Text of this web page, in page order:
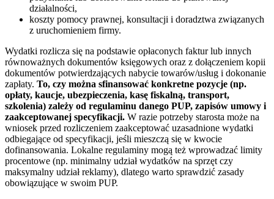
działalności,
koszty pomocy prawnej, konsultacji i doradztwa związanych
z uruchomieniem firmy.
Wydatki rozlicza się na podstawie opłaconych faktur lub innych
równoważnych dokumentów księgowych oraz z dołączeniem kopii
dokumentów potwierdzających nabycie towarów/usług i dokonanie
zapłaty. To, czy można sfinansować konkretne pozycje (np.
opłaty, kaucje, ubezpieczenia, kasę fiskalną, transport,
szkolenia) zależy od regulaminu danego PUP, zapisów umowy i
zaakceptowanej specyfikacji. W razie potrzeby starosta może na
wniosek przed rozliczeniem zaakceptować uzasadnione wydatki
odbiegające od specyfikacji, jeśli mieszczą się w kwocie
dofinansowania. Lokalne regulaminy mogą też wprowadzać limity
procentowe (np. minimalny udział wydatków na sprzęt czy
maksymalny udział reklamy), dlatego warto sprawdzić zasady
obowiązujące w swoim PUP.